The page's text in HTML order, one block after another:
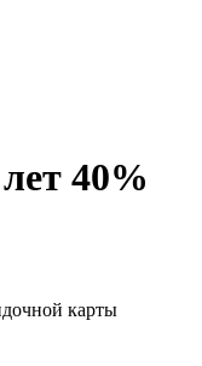
40%
карты